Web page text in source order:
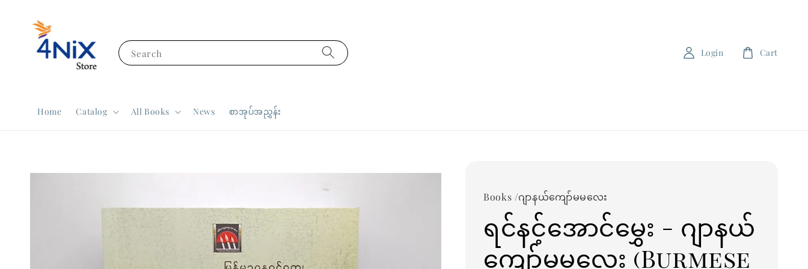
Search
Home Catalog All Books News စာအုပ်အညွှန်း
Login Cart
Books /ဂျာနယ်ကျော်မမလေး
ရင်နင့်အောင်မွှေး - ဂျာနယ်
ကျော်မမလေး (Burmese